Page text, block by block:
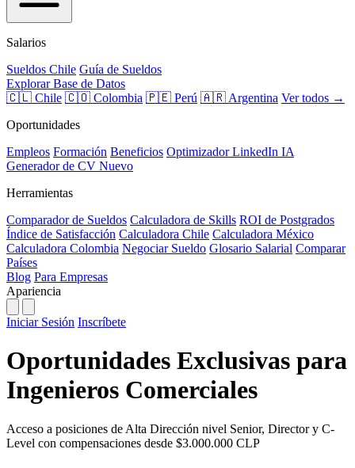
Salarios
Sueldos Chile Guía de Sueldos
Explorar Base de Datos
🇨🇱 Chile 🇨🇴 Colombia 🇵🇪 Perú 🇦🇷 Argentina Ver todos →
Oportunidades
Empleos Formación Beneficios Optimizador LinkedIn IA
Generador de CV Nuevo
Herramientas
Comparador de Sueldos Calculadora de Skills ROI de Postgrados
Índice de Satisfacción Calculadora Chile Calculadora México
Calculadora Colombia Negociar Sueldo Glosario Salarial Comparar
Países
Blog Para Empresas
Apariencia
Iniciar Sesión Inscríbete
Oportunidades Exclusivas para
Ingenieros Comerciales
Acceso a posiciones de Alta Dirección nivel Senior, Director y C-
Level con compensaciones desde $3.000.000 CLP